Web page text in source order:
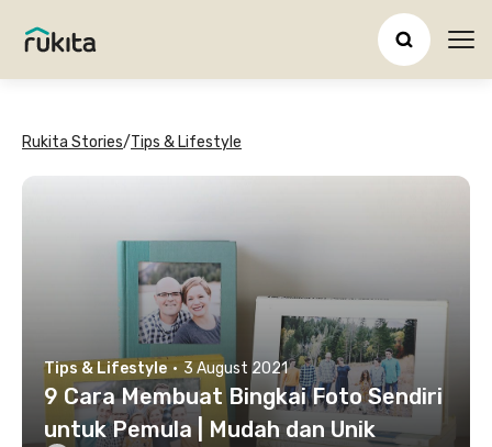
Rukita Stories/Tips & Lifestyle
Tips & Lifestyle · 3 August 2021
9 Cara Membuat Bingkai Foto Sendiri
untuk Pemula | Mudah dan Unik